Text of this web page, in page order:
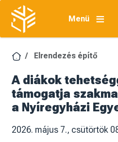
Ugrás a tartalomra
Menü
Elrendezés építő
A diákok
támogatja
a Nyíregyházi
2026. május 7., csütörtök